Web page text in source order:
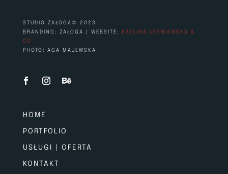
STUDIO ZAŁOGA© 2023
BRANDING: ZAŁOGA | WEBSITE:
EVELINA LESNIEWSKA &
CO.
PHOTO: AGA MAJEWSKA
HOME
PORTFOLIO
USŁUGI | OFERTA
KONTAKT